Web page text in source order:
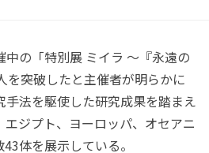
の「特別展 ミイラ ～『永遠の
を突破したと主催者が明らかに
手法を駆使した研究成果を踏まえ
ジプト、ヨーロッパ、オセアニ
体を展示している。